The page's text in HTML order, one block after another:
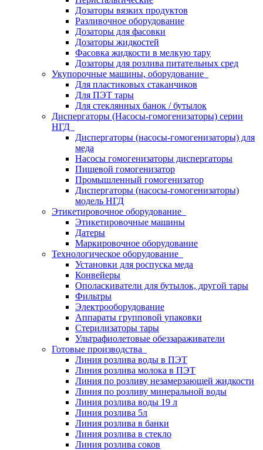
Дозаторы вязких продуктов
Разливочное оборудование
Дозаторы для фасовки
Дозаторы жидкостей
Фасовка жидкости в мелкую тару
Дозаторы для розлива питательных сред
Укупорочные машины, оборудование
Для пластиковых стаканчиков
Для ПЭТ тары
Для стеклянных банок / бутылок
Диспергаторы (Насосы-гомогенизаторы) серии
НГД
Диспергаторы (насосы-гомогенизаторы) для
меда
Насосы гомогенизаторы диспергаторы
Пищевой гомогенизатор
Промышленный гомогенизатор
Диспергаторы (насосы-гомогенизаторы)
модель НГД
Этикетировочное оборудование
Этикетировочные машины
Датеры
Маркировочное оборудование
Технологическое оборудование
Установки для роспуска меда
Конвейеры
Ополаскиватели для бутылок, другой тары
Фильтры
Электрооборудование
Аппараты групповой упаковки
Стерилизаторы тары
Ультрафиолетовые обеззараживатели
Готовые производства
Линия розлива воды в ПЭТ
Линия розлива молока в ПЭТ
Линия по розливу незамерзающей жидкости
Линия по розливу минеральной воды
Линия розлива воды 19 л
Линия розлива 5л
Линия розлива в банки
Линия розлива в стекло
Линия розлива соков